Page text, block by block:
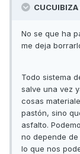
No se que ha
me deja
Todo sistema
salve una vez
cosas
pastón, sino
asfalto.
no depende
lo que nos